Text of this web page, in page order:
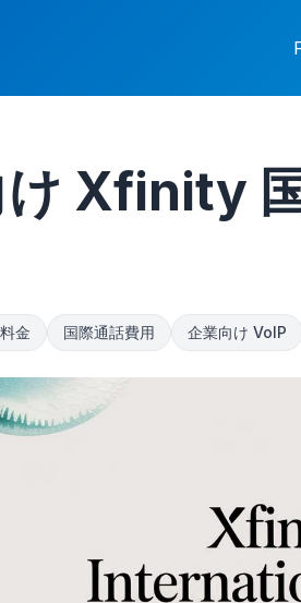
Xfinity
金 国際通話費用 企業向け VoIP